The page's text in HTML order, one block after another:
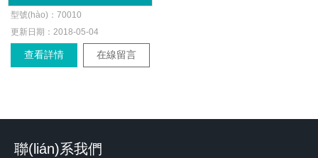
型號(hào)：70010
更新日期：2018-05-04
查看詳情 在線留言
聯(lián)系我們